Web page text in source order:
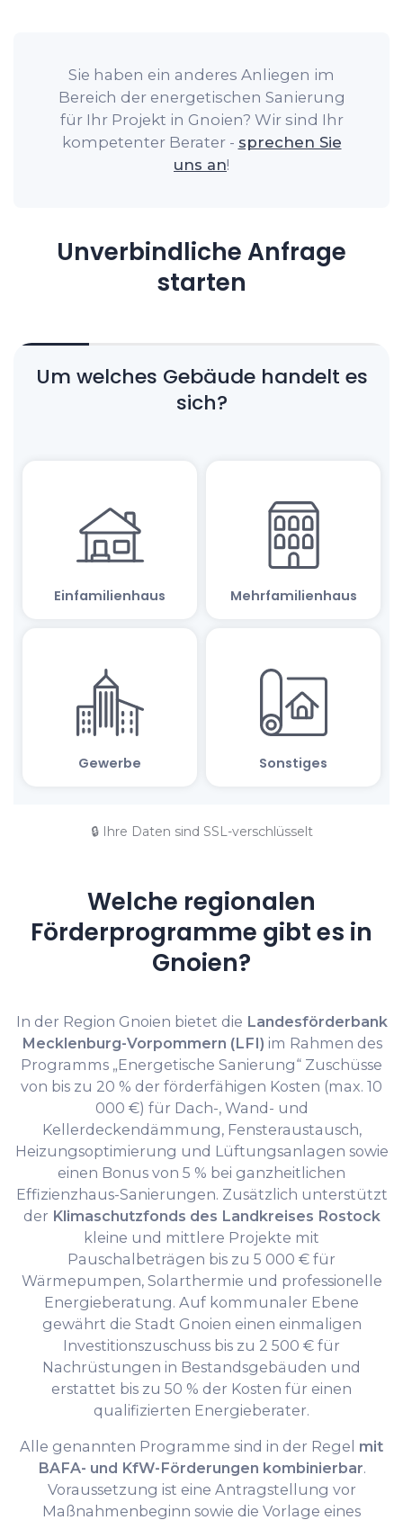
Sie haben ein anderes Anliegen im
Bereich der energetischen Sanierung
für Ihr Projekt in Gnoien? Wir sind Ihr
kompetenter Berater - sprechen Sie
uns an!
Unverbindliche Anfrage
starten
🔒 Ihre Daten sind SSL-verschlüsselt
Welche regionalen
Förderprogramme gibt es in
Gnoien?
In der Region Gnoien bietet die Landesförderbank
Mecklenburg-Vorpommern (LFI) im Rahmen des
Programms „Energetische Sanierung“ Zuschüsse
von bis zu 20 % der förderfähigen Kosten (max. 10
000 €) für Dach-, Wand- und
Kellerdeckendämmung, Fensteraustausch,
Heizungsoptimierung und Lüftungsanlagen sowie
einen Bonus von 5 % bei ganzheitlichen
Effizienzhaus-Sanierungen. Zusätzlich unterstützt
der Klimaschutzfonds des Landkreises Rostock
kleine und mittlere Projekte mit
Pauschalbeträgen bis zu 5 000 € für
Wärmepumpen, Solarthermie und professionelle
Energieberatung. Auf kommunaler Ebene
gewährt die Stadt Gnoien einen einmaligen
Investitionszuschuss bis zu 2 500 € für
Nachrüstungen in Bestandsgebäuden und
erstattet bis zu 50 % der Kosten für einen
qualifizierten Energieberater.
Alle genannten Programme sind in der Regel mit
BAFA- und KfW-Förderungen kombinierbar.
Voraussetzung ist eine Antragstellung vor
Maßnahmenbeginn sowie die Vorlage eines